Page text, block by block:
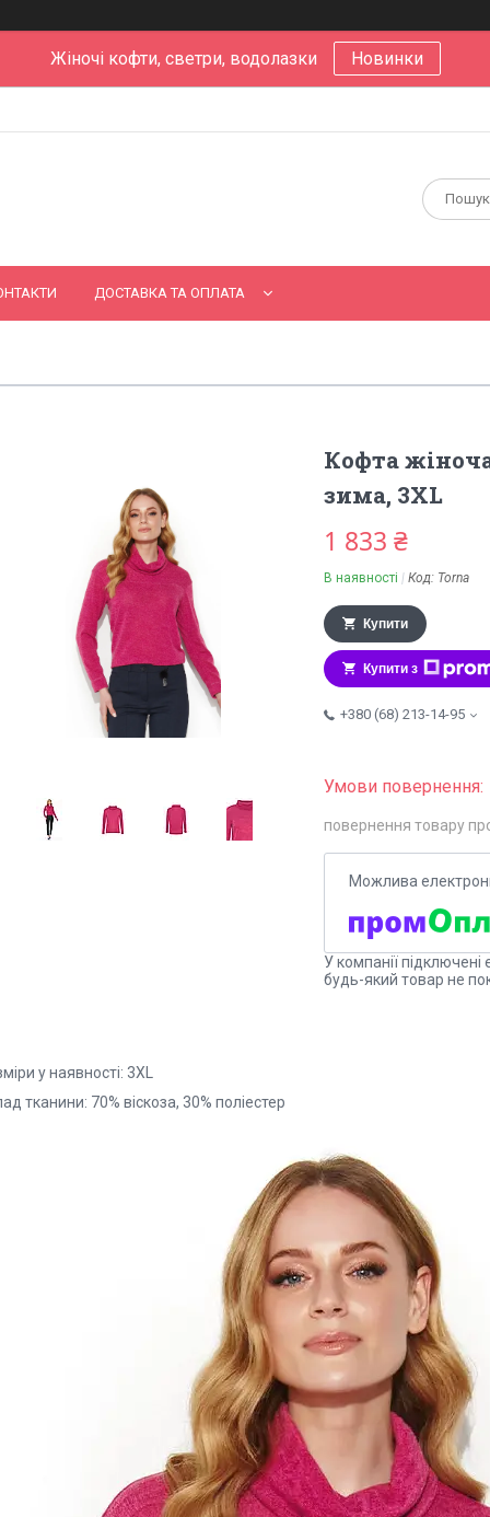
Жіночі кофти, светри, водолазки Новинки
ДОСТАВКА ТА ОПЛАТА
Кофта
зима, 3XL
1 833 ₴
В наявності Код: Torna
Купити
Купити з
+380 (68) 213-14-95
повернення товару
У компанії
будь-який товар не
у наявності: 3XL
тканини: 70% віскоза, 30% поліестер